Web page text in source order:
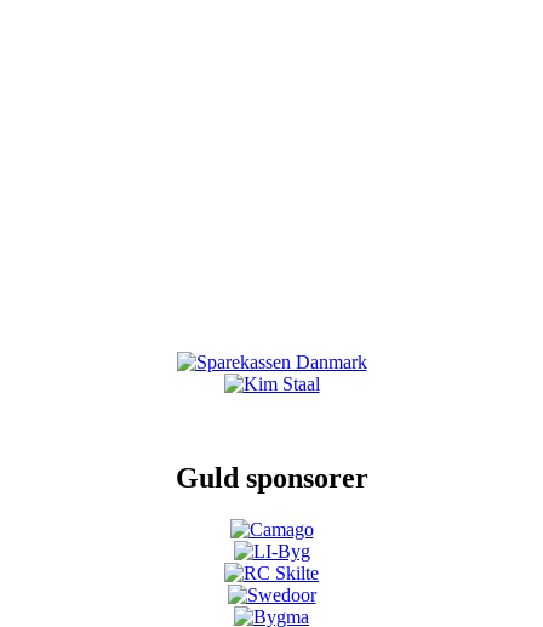
Guld sponsorer